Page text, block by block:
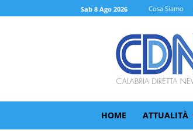
Sab 8 Ago 2026 Cosa Siamo
HOME ATTUALITÀ